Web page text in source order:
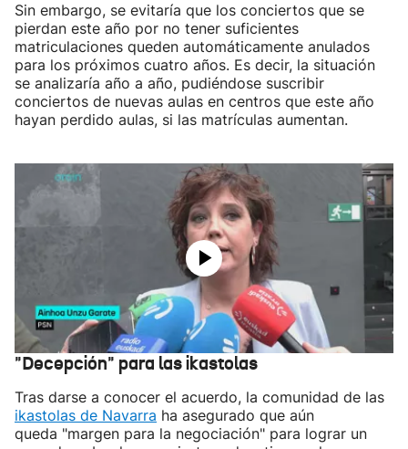
Sin embargo, se evitaría que los conciertos que se
pierdan este año por no tener suficientes
matriculaciones queden automáticamente anulados
para los próximos cuatro años. Es decir, la situación
se analizaría año a año, pudiéndose suscribir
conciertos de nuevas aulas en centros que este año
hayan perdido aulas, si las matrículas aumentan.
"Decepción" para las ikastolas
Tras darse a conocer el acuerdo, la comunidad de las
ikastolas de Navarra ha asegurado que aún
queda "margen para la negociación" para lograr un